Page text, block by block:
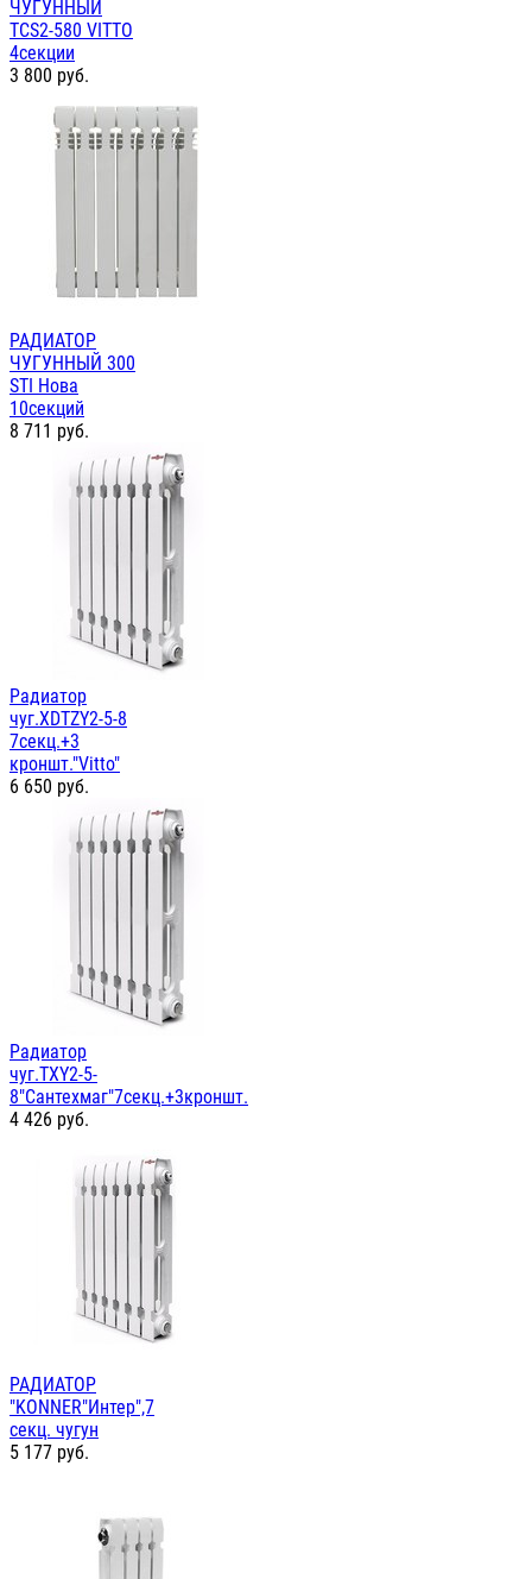
ЧУГУННЫЙ
TCS2-580 VITTO
4секции
3 800 руб.
РАДИАТОР
ЧУГУННЫЙ 300
STI Нова
10секций
8 711 руб.
Радиатор
чуг.XDTZY2-5-8
7секц.+3
кроншт."Vitto"
6 650 руб.
Радиатор
чуг.TXY2-5-
8"Сантехмаг"7секц.+3кроншт.
4 426 руб.
РАДИАТОР
"KONNER"Интер",7
секц. чугун
5 177 руб.